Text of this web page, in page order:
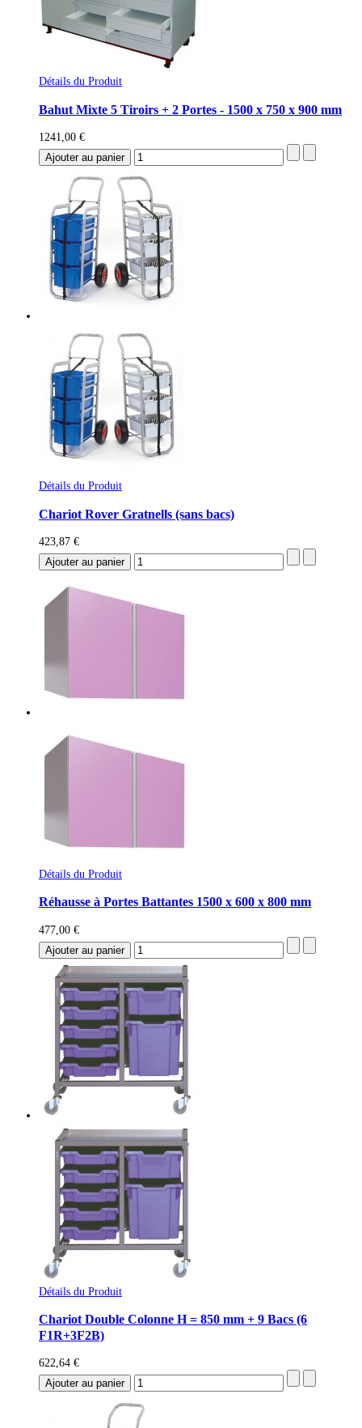
Détails du Produit
Bahut Mixte 5 Tiroirs + 2 Portes - 1500 x 750 x 900 mm
1241,00 €
Détails du Produit
Chariot Rover Gratnells (sans bacs)
423,87 €
Détails du Produit
Réhausse à Portes Battantes 1500 x 600 x 800 mm
477,00 €
Détails du Produit
Chariot Double Colonne H = 850 mm + 9 Bacs (6
F1R+3F2B)
622,64 €